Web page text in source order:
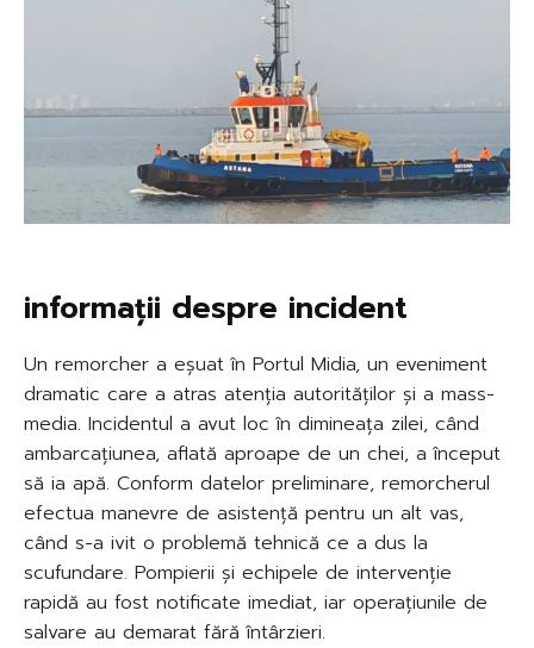
informații despre incident
Un remorcher a eșuat în Portul Midia, un eveniment
dramatic care a atras atenția autorităților și a mass-
media. Incidentul a avut loc în dimineața zilei, când
ambarcațiunea, aflată aproape de un chei, a început
să ia apă. Conform datelor preliminare, remorcherul
efectua manevre de asistență pentru un alt vas,
când s-a ivit o problemă tehnică ce a dus la
scufundare. Pompierii și echipele de intervenție
rapidă au fost notificate imediat, iar operațiunile de
salvare au demarat fără întârzieri.